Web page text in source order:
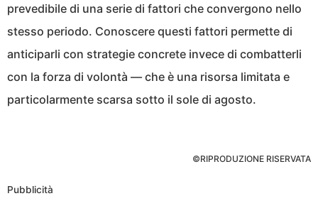
prevedibile di una serie di fattori che convergono nello
stesso periodo. Conoscere questi fattori permette di
anticiparli con strategie concrete invece di combatterli
con la forza di volontà — che è una risorsa limitata e
particolarmente scarsa sotto il sole di agosto.
©RIPRODUZIONE RISERVATA
Pubblicità